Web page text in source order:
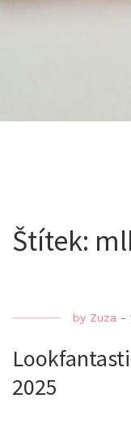
Štítek:
by Zuza -
2025